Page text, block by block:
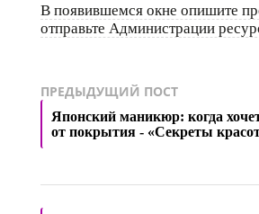
В появившемся окне опишите
отправьте Администрации
ПРЕДЫДУЩИЙ ПОСТ
Японский маникюр: когда
от покрытия - «Секреты